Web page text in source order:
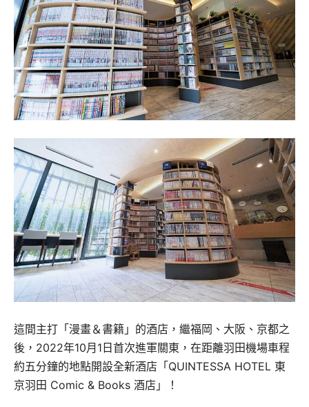
這間主打「漫畫＆書籍」的酒店，繼福岡、大阪、京都之
後，2022年10月1日首次進軍關東，在距離羽田機場車程
約五分鐘的地點開設全新酒店「QUINTESSA HOTEL 東
京羽田 Comic & Books 酒店」！